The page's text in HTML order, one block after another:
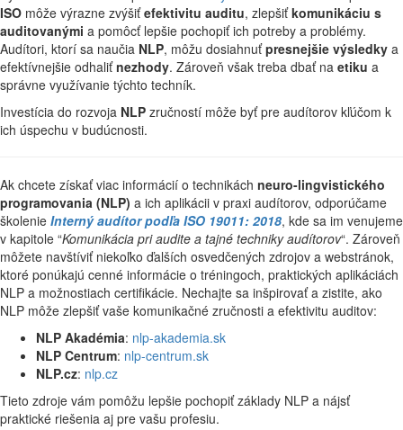
ISO môže výrazne zvýšiťefektivitu auditu, zlepšiťkomunikáciu s
auditovanými a pomôcť lepšie pochopiť ich potreby a problémy.
Audítori, ktorí sa naučia NLP, môžu dosiahnuťpresnejšie výsledky a
efektívnejšie odhaliťnezhody. Zároveň však treba dbať na etiku a
správne využívanie týchto techník.
Investícia do rozvoja NLP zručností môže byť pre audítorov kľúčom k
ich úspechu v budúcnosti.
Ak chcete získať viac informácií o technikách neuro-lingvistického
programovania (NLP) a ich aplikácii v praxi audítorov, odporúčame
školenie Interný audítor podľa ISO 19011: 2018, kde sa im venujeme
v kapitole “Komunikácia pri audite a tajné techniky audítorov“. Zároveň
môžete navštíviť niekoľko ďalších osvedčených zdrojov a webstránok,
ktoré ponúkajú cenné informácie o tréningoch, praktických aplikáciách
NLP a možnostiach certifikácie. Nechajte sa inšpirovať a zistite, ako
NLP môže zlepšiť vaše komunikačné zručnosti a efektivitu auditov:
NLP Akadémia: nlp-akademia.sk
NLP Centrum: nlp-centrum.sk
NLP.cz: nlp.cz
Tieto zdroje vám pomôžu lepšie pochopiť základy NLP a nájsť
praktické riešenia aj pre vašu profesiu.